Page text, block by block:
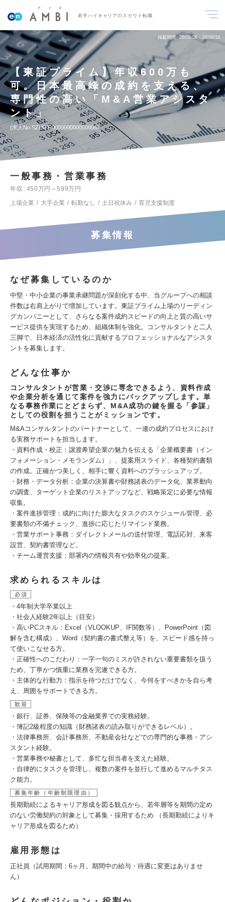
若手ハイキャリアのスカウト転職
掲載期間 26/08/06～26/08/19
【東証プライム】年収600万も
可。日本最高峰の成約を支える、
専門性の高い「M&A営業アシスタ
ント」
求人No.SZUDT-000000000000006
一般事務・営業事務
年収
450万円～599万円
上場企業
大手企業 転勤なし 土日祝休み 育児支援制度
募集情報
なぜ募集しているのか
中堅・中小企業の事業承継問題が深刻化する中、当グループへの相談
件数は右肩上がりで増加しています。東証プライム上場のリーディン
グカンパニーとして、さらなる案件成約スピードの向上と質の高いサ
ービス提供を実現するため、組織体制を強化。コンサルタントと二人
三脚で、日本経済の活性化に貢献するプロフェッショナルなアシスタ
ントを募集します。
どんな仕事か
コンサルタントが営業・交渉に専念できるよう、資料作成
や企業分析を通じて案件を強力にバックアップします。単
なる事務作業にとどまらず、M&A成功の鍵を握る「参謀」
としての役割を担うことがミッションです。
M&Aコンサルタントのパートナーとして、一連の成約プロセスにおけ
る実務サポートを担当します。
・資料作成・校正：譲渡希望企業の魅力を伝える「企業概要書（イン
フォメーション・メモランダム）」、提案用スライド、各種契約書類
の作成。正確かつ美しく、相手に響く資料へのブラッシュアップ。
・財務・データ分析：企業の決算書や財務諸表のデータ化、業界動向
の調査、ターゲット企業のリストアップなど、戦略策定に必要な情報
収集。
・案件進捗管理：成約に向けた膨大なタスクのスケジュール管理、必
要書類の不備チェック、進捗に応じたリマインド業務。
・営業サポート事務：ダイレクトメールの送付管理、電話応対、来客
設営、契約書管理など。
・チーム運営支援：部署内の情報共有や効率化の提案。
求められるスキルは
必須
・4年制大学卒業以上
・社会人経験2年以上（目安）
・高いPCスキル：Excel（VLOOKUP、IF関数等）、PowerPoint（図
解を含む構成）、Word（契約書の書式整え等）を、スピード感を持っ
て使いこなせる方。
・正確性へのこだわり：一字一句のミスが許されない重要書類を扱う
ため、丁寧かつ慎重に業務を完遂できる方。
・主体的な行動力：指示を待つだけでなく、今何をすべきかを自ら考
え、周囲をサポートできる方。
歓迎
・銀行、証券、保険等の金融業界での実務経験。
・簿記2級程度の知識（財務諸表の読み取りができるレベル）。
・法律事務所、会計事務所、不動産会社などでの専門的な事務・アシ
スタント経験。
・営業事務や秘書として、多忙な担当者を支えた経験。
・自律的にタスクを管理し、複数の案件を並行して進めるマルチタス
ク能力。
募集年齢（年齢制限理由）
長期勤続によるキャリア形成を図る観点から、若年層等を期間の定め
のない労働契約の対象として募集・採用するため （長期勤続によりキ
ャリア形成を図るため）
雇用形態は
正社員（試用期間：6ヶ月。期間中の給与・待遇に変更はありませ
ん）